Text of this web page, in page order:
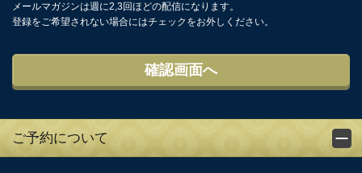
メールマガジンは週に2,3回ほどの配信になります。
登録をご希望されない場合にはチェックをお外しください。
ご予約について